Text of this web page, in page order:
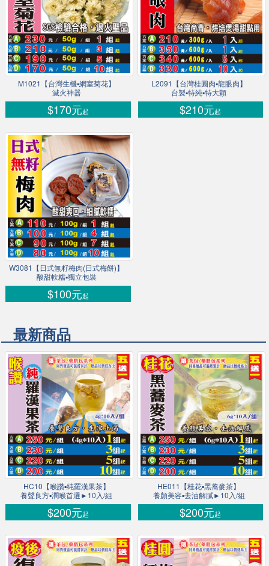
M1021【台灣生機▪網室菊花】
滅火神器
$170元起
L2091【台灣桂圓肉▪龍眼肉】
台製▪特純▪特大顆
$210元起
W3081【日式無籽梅肉(日式梅餅)】
酸甜軟糯▪獨立包裝
$100元起
最新商品
HC10【喉讚▪純羅漢果茶】
養聲良方▪潤喉首選►10入/組
$200元起
HE011【桂花▪黑蕎麥茶】
養顏美容▪去油解膩►10入/組
$200元起